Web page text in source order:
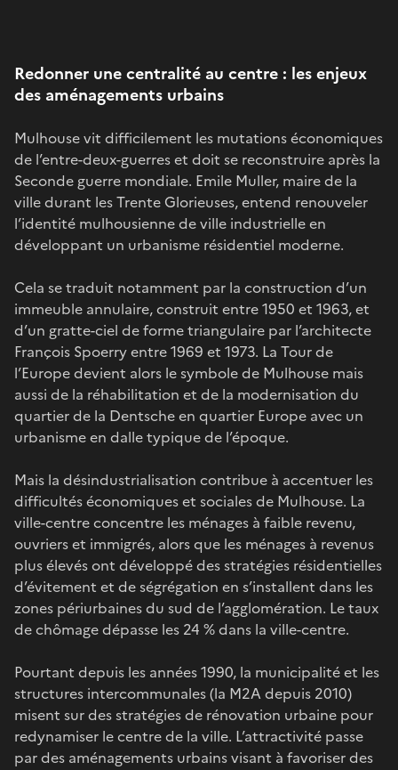
Redonner une centralité au centre : les enjeux
des aménagements urbains
Mulhouse vit difficilement les mutations économiques
de l’entre-deux-guerres et doit se reconstruire après la
Seconde guerre mondiale. Emile Muller, maire de la
ville durant les Trente Glorieuses, entend renouveler
l’identité mulhousienne de ville industrielle en
développant un urbanisme résidentiel moderne.
Cela se traduit notamment par la construction d’un
immeuble annulaire, construit entre 1950 et 1963, et
d’un gratte-ciel de forme triangulaire par l’architecte
François Spoerry entre 1969 et 1973. La Tour de
l’Europe devient alors le symbole de Mulhouse mais
aussi de la réhabilitation et de la modernisation du
quartier de la Dentsche en quartier Europe avec un
urbanisme en dalle typique de l’époque.
Mais la désindustrialisation contribue à accentuer les
difficultés économiques et sociales de Mulhouse. La
ville-centre concentre les ménages à faible revenu,
ouvriers et immigrés, alors que les ménages à revenus
plus élevés ont développé des stratégies résidentielles
d’évitement et de ségrégation en s’installent dans les
zones périurbaines du sud de l’agglomération. Le taux
de chômage dépasse les 24 % dans la ville-centre.
Pourtant depuis les années 1990, la municipalité et les
structures intercommunales (la M2A depuis 2010)
misent sur des stratégies de rénovation urbaine pour
redynamiser le centre de la ville. L’attractivité passe
par des aménagements urbains visant à favoriser des